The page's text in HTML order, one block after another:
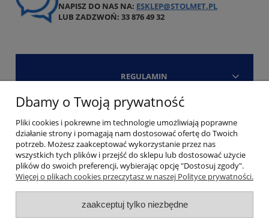
NAPISZ DO NAS NA: ESKLEP@STOLMET.PL
LUB ZADZWOŃ: 33 876 49 32
REGULAMIN
Strefa klienta
Kontakt
Copyright Stolmet 2006 - 2026. All Rights Reserved
Dbamy o Twoją prywatność
Pliki cookies i pokrewne im technologie umożliwiają poprawne
działanie strony i pomagają nam dostosować ofertę do Twoich
potrzeb. Możesz zaakceptować wykorzystanie przez nas
wszystkich tych plików i przejść do sklepu lub dostosować użycie
plików do swoich preferencji, wybierając opcję "Dostosuj zgody".
Więcej o plikach cookies przeczytasz w naszej Polityce prywatności.
zaakceptuj tylko niezbędne